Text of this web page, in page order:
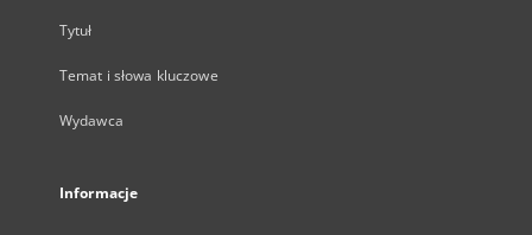
Tytuł
Temat i słowa kluczowe
Wydawca
Informacje